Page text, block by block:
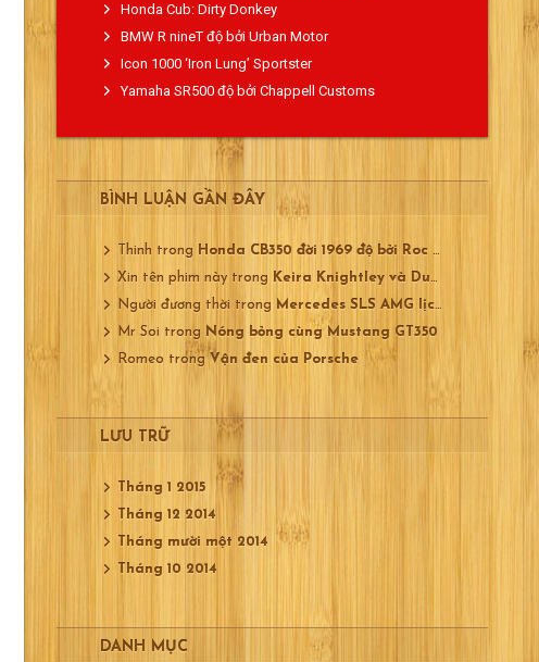
Honda Cub: Dirty Donkey
BMW R nineT độ bởi Urban Motor
Icon 1000 ‘Iron Lung’ Sportster
Yamaha SR500 độ bởi Chappell Customs
BÌNH LUẬN GẦN ĐÂY
Thinh trong
Honda CB350 đời 1969 độ bởi Roc City
Xin tên phim này trong
Keira Knightley và Ducati 750
Người đương thời trong Mercedes SLS AMG lịch lãm
Mr Soi trong Nóng bỏng cùng Mustang GT350
Romeo trongVận đen của Porsche
LƯU TRỮ
Tháng 1 2015
Tháng 12 2014
Tháng mười một 2014
Tháng 10 2014
DANH MỤC